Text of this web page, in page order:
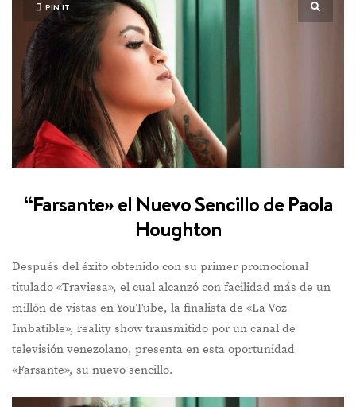
PIN IT
“Farsante» el Nuevo Sencillo de Paola
Houghton
Después del éxito obtenido con su primer promocional
titulado «Traviesa», el cual alcanzó con facilidad más de un
millón de vistas en YouTube, la finalista de «La Voz
Imbatible», reality show transmitido por un canal de
televisión venezolano, presenta en esta oportunidad
«Farsante», su nuevo sencillo.